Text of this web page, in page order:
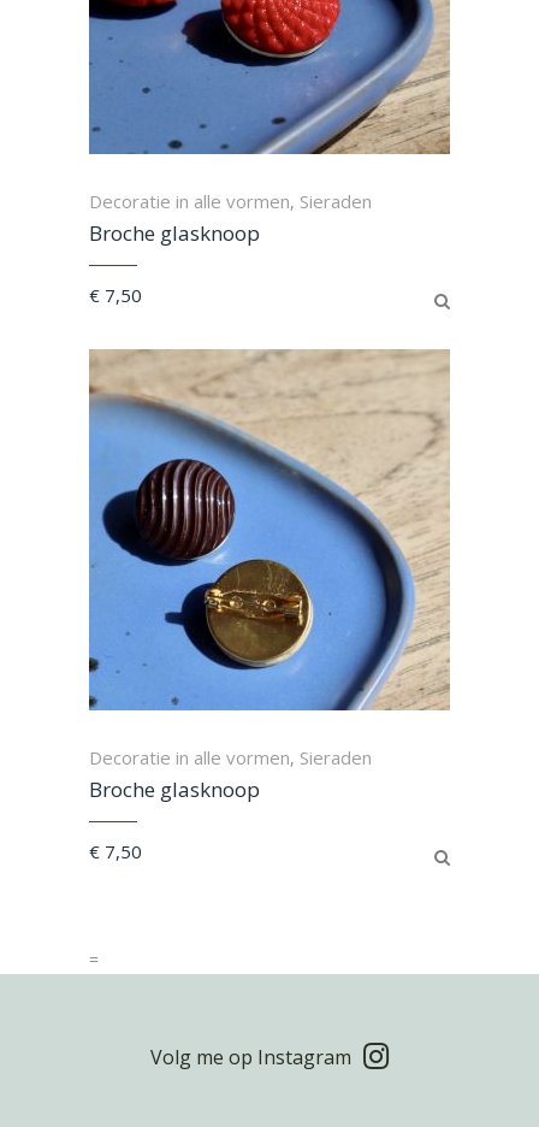
Decoratie in alle vormen, Sieraden
Broche glasknoop
€ 7,50
Decoratie in alle vormen, Sieraden
Broche glasknoop
€ 7,50
=
Volg me op Instagram